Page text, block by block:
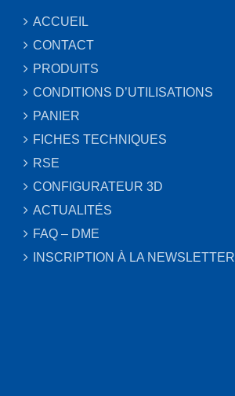
ACCUEIL
CONTACT
PRODUITS
CONDITIONS D’UTILISATIONS
PANIER
FICHES TECHNIQUES
RSE
CONFIGURATEUR 3D
ACTUALITÉS
FAQ – DME
INSCRIPTION À LA NEWSLETTER